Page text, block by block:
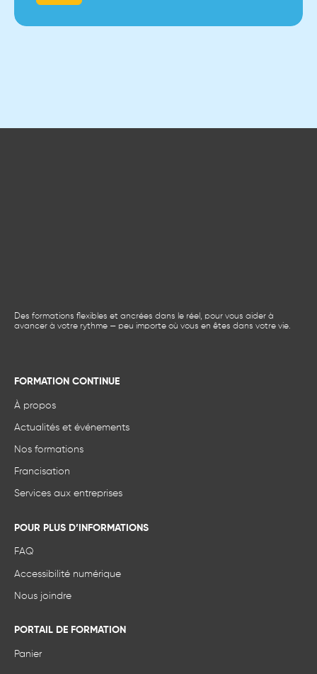
Des formations flexibles et ancrées dans le réel, pour vous aider à
avancer à votre rythme — peu importe où vous en êtes dans votre vie.
FORMATION CONTINUE
À propos
Actualités et événements
Nos formations
Francisation
Services aux entreprises
POUR PLUS D’INFORMATIONS
FAQ
Accessibilité numérique
Nous joindre
PORTAIL DE FORMATION
Panier